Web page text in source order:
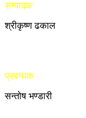
सम्पादक
श्रीकृष्ण ढकाल
प्रबन्धक
सन्तोष भण्डारी